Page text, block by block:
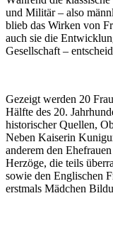
und Militär – also
blieb das Wirken von
auch sie die
Gesellschaft –
Gezeigt werden 20
Hälfte des 20.
historischer Quellen,
Neben Kaiserin
anderem den
Herzöge, die teils
sowie den Englischen
erstmals Mädchen